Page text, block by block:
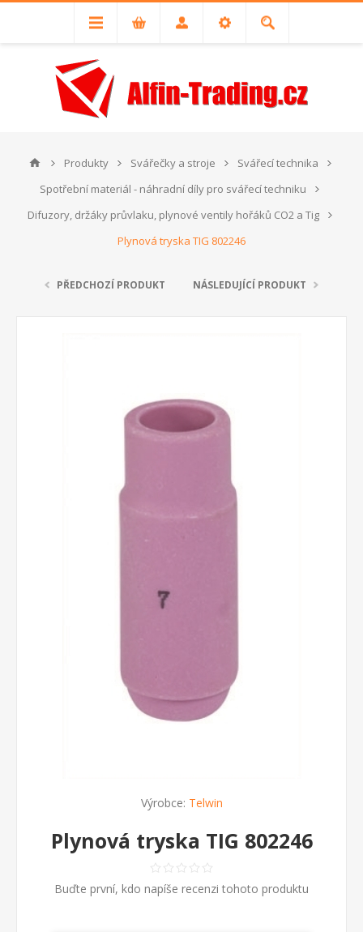
Produkty Svářečky a stroje
Svářecí technika
Spotřební materiál - náhradní díly pro svářecí techniku
Difuzory, držáky průvlaku, plynové ventily hořáků CO2 a Tig
Plynová tryska TIG 802246
PŘEDCHOZÍ PRODUKT NÁSLEDUJÍCÍ PRODUKT
Výrobce: Telwin
Plynová tryska TIG 802246
Buďte první, kdo napíše recenzi tohoto produktu